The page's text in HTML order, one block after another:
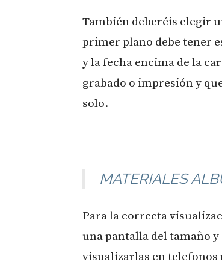
También deberéis elegir
primer plano debe tener
y la fecha encima de la
grabado o impresión y
solo.
MATERIALES
Para la correcta
una pantalla del tamaño
visualizarlas en telefonos